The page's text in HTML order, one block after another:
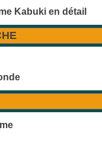
Kabuki en détail